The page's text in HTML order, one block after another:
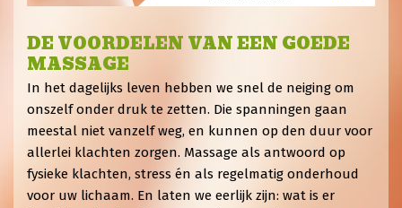
DE VOORDELEN VAN EEN GOEDE
MASSAGE
In het dagelijks leven hebben we snel de neiging om
onszelf onder druk te zetten. Die spanningen gaan
meestal niet vanzelf weg, en kunnen op den duur voor
allerlei klachten zorgen. Massage als antwoord op
fysieke klachten, stress én als regelmatig onderhoud
voor uw lichaam. En laten we eerlijk zijn: wat is er